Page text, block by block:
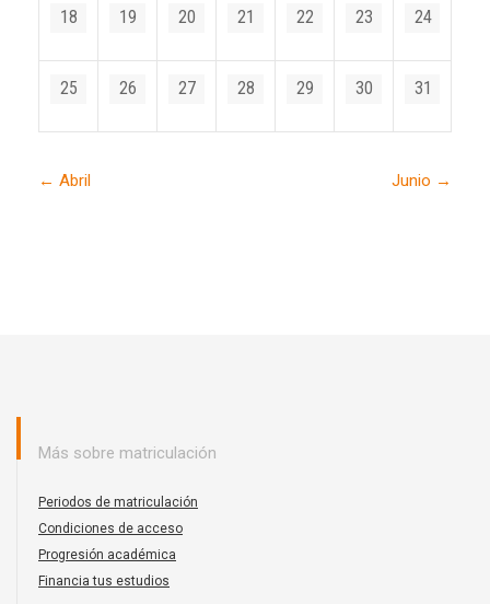
18 19 20 21 22 23 24
25 26 27 28 29 30 31
Abril Junio
Más sobre matriculación
Periodos de matriculación
Condiciones de acceso
Progresión académica
Financia tus estudios